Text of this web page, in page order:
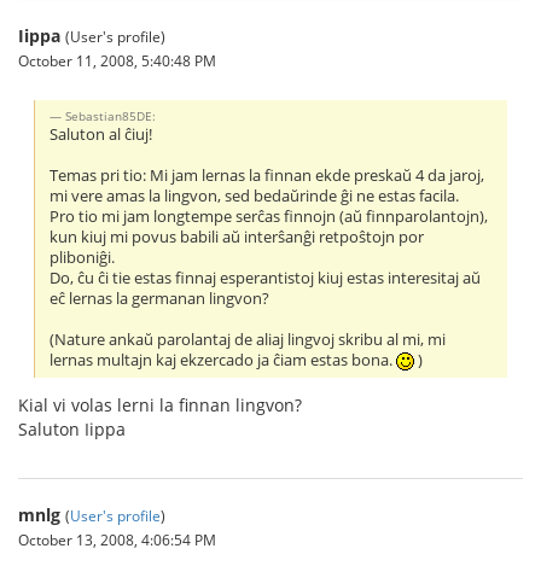
Iippa (User's profile)
October 11, 2008, 5:40:48 PM
Sebastian85DE:
Saluton al ĉiuj!
Temas pri tio: Mi jam lernas la finnan ekde preskaŭ 4 da jaroj,
mi vere amas la lingvon, sed bedaŭrinde ĝi ne estas facila.
Pro tio mi jam longtempe serĉas finnojn (aŭ finnparolantojn),
kun kiuj mi povus babili aŭ interŝanĝi retpoŝtojn por
pliboniĝi.
Do, ĉu ĉi tie estas finnaj esperantistoj kiuj estas interesitaj aŭ
eĉ lernas la germanan lingvon?
(Nature ankaŭ parolantaj de aliaj lingvoj skribu al mi, mi
lernas multajn kaj ekzercado ja ĉiam estas bona.
)
Kial vi volas lerni la finnan lingvon?
Saluton Iippa
mnlg (User's profile)
October 13, 2008, 4:06:54 PM